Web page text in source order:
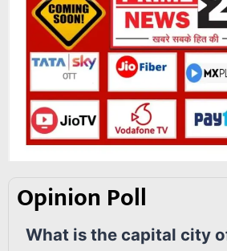
Opinion Poll
What is the capital city